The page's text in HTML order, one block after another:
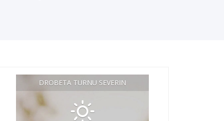
DROBETA TURNU SEVERIN